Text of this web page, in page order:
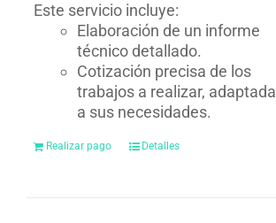
Este servicio incluye:
Elaboración de un informe
técnico detallado.
Cotización precisa de los
trabajos a realizar, adaptada
a sus necesidades.
Realizar pago Detalles